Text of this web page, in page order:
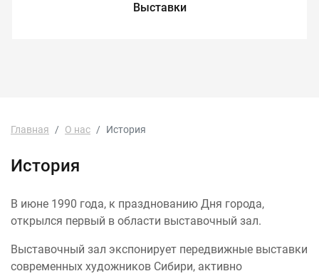
Выставки
Главная О нас История
История
В июне 1990 года, к празднованию Дня города,
открылся первый в области выставочный зал.
Выставочный зал экспонирует передвижные выставки
современных художников Сибири, активно